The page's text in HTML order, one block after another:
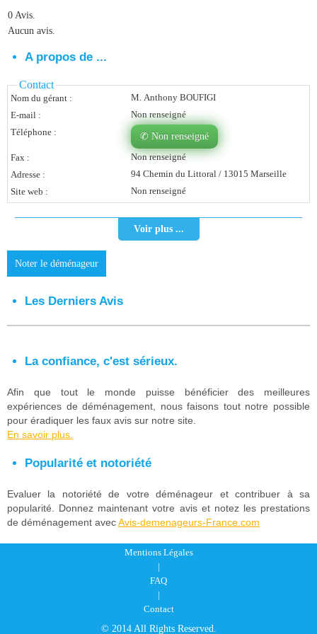
Vous Êtes Une Société
Comment Ça Marche ?
Quels Bénéfices Pour Ma Société ?
Témoignages Adhérents
Comment S’inscrire ?
Donnez Votre Avis
Contact
0 Avis.
Aucun avis.
A propos de ...
Contact
Nom du gérant :
M. Anthony BOUFIGI
E-mail :
Non renseigné
Téléphone :
✆ Non renseigné
Fax :
Non renseigné
Adresse :
94 Chemin du Littoral / 13015 Marseille
Site web :
Non renseigné
Voir plus ...
Noter le déménageur
Les Derniers Avis
La confiance, c'est sérieux.
Afin que tout le monde puisse bénéficier des meilleures
expériences de déménagement, nous faisons tout notre possible
pour éradiquer les faux avis sur notre site.
En savoir plus.
Popularité et notoriété
Evaluer la notoriété de votre déménageur et contribuer à sa
popularité. Donnez maintenant votre avis et notez les prestations
de déménagement avecAvis-demenageurs-France.com
Mentions Légales
|
FAQ
|
Contact
© 2014 All Rights Reserved.